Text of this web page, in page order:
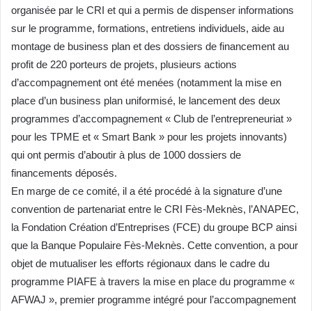
organisée par le CRI et qui a permis de dispenser informations
sur le programme, formations, entretiens individuels, aide au
montage de business plan et des dossiers de financement au
profit de 220 porteurs de projets, plusieurs actions
d’accompagnement ont été menées (notamment la mise en
place d’un business plan uniformisé, le lancement des deux
programmes d’accompagnement « Club de l’entrepreneuriat »
pour les TPME et « Smart Bank » pour les projets innovants)
qui ont permis d’aboutir à plus de 1000 dossiers de
financements déposés.
En marge de ce comité, il a été procédé à la signature d’une
convention de partenariat entre le CRI Fès-Meknès, l’ANAPEC,
la Fondation Création d’Entreprises (FCE) du groupe BCP ainsi
que la Banque Populaire Fès-Meknès. Cette convention, a pour
objet de mutualiser les efforts régionaux dans le cadre du
programme PIAFE à travers la mise en place du programme «
AFWAJ », premier programme intégré pour l’accompagnement